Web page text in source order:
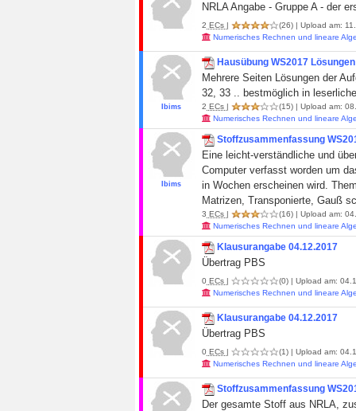
NRLA Angabe - Gruppe A - der
2 ECs | (26) | Upload am:
Numerisches Rechnen und lineare
Ibims
Hausübung WS2017
Mehrere Seiten Lösungen der
32, 33 .. bestmöglich in
2 ECs | (15) | Upload am:
Numerisches Rechnen und lineare
Ibims
Stoffzusammenfassung
Eine leicht-verständliche und
Computer verfasst worden um
in Wochen erscheinen wird.
Matrizen, Transponierte, Gauß
3 ECs | (16) | Upload am:
Numerisches Rechnen und lineare
Klausurangabe 04.12.2017
Übertrag PBS
0 ECs | (0) | Upload am:
Numerisches Rechnen und lineare
Klausurangabe 04.12.2017
Übertrag PBS
0 ECs | (1) | Upload am:
Numerisches Rechnen und lineare
Stoffzusammenfassung
Der gesamte Stoff aus NRLA,